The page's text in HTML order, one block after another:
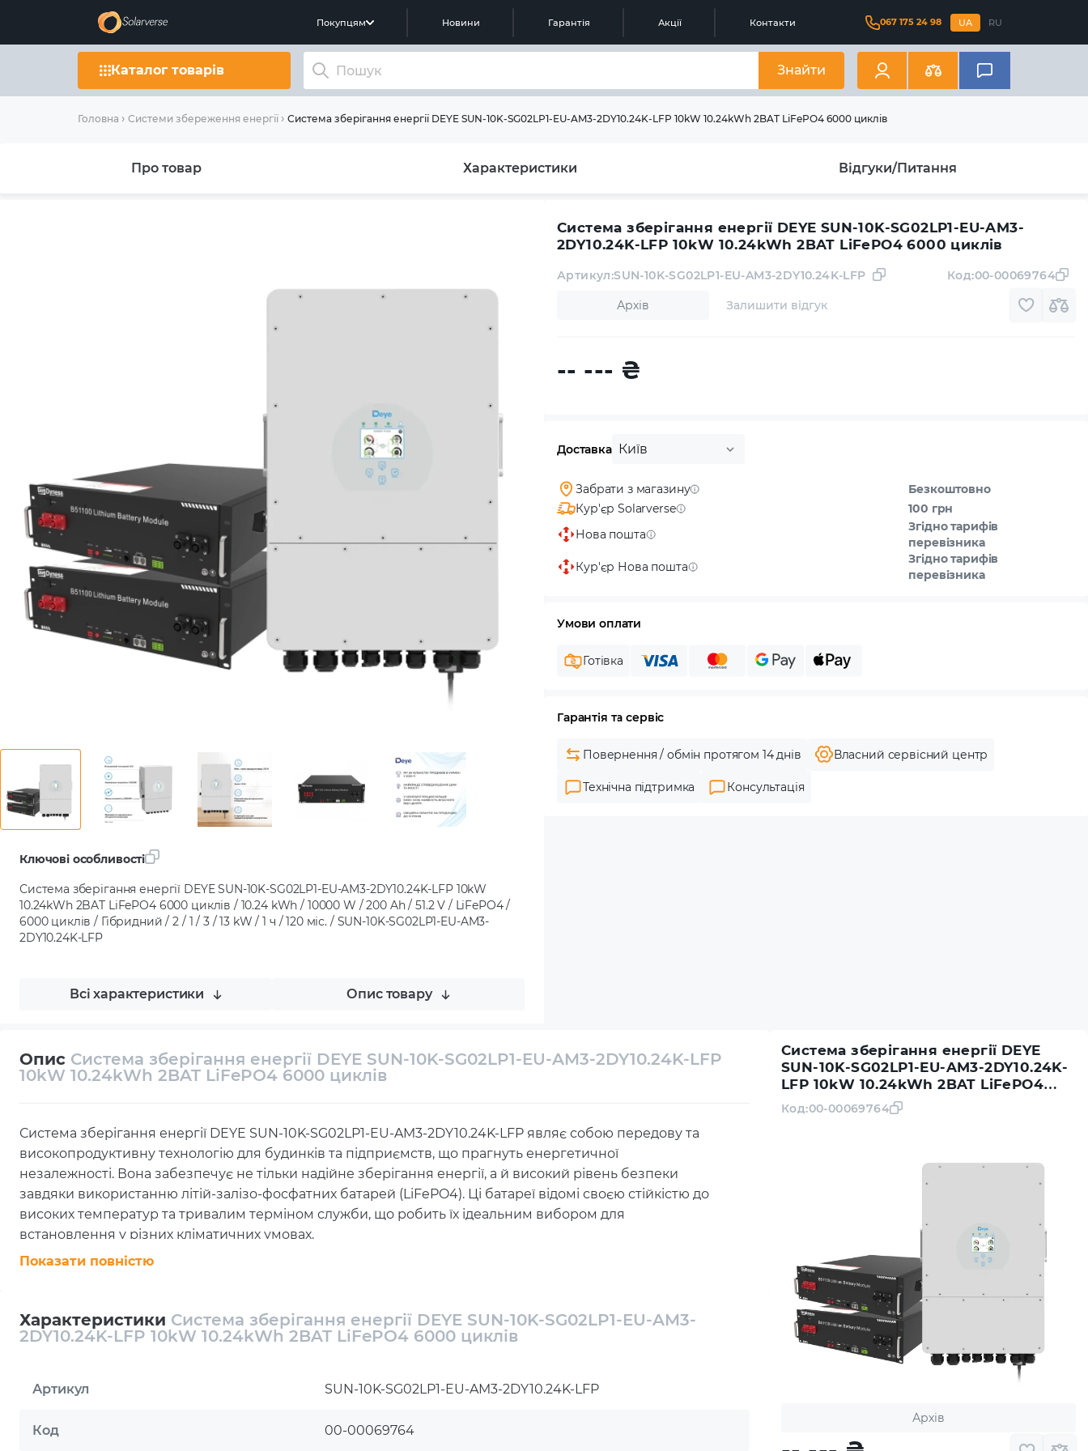
Покупцям Новини Гарантія Акції Контакти 067 175 24 98 UA RU
Каталог товарів Знайти
Головна Системи збереження енергії Система зберігання енергії DEYE SUN-10K-SG02LP1-EU-AM3-2DY10.24K-LFP 10kW 10.24kWh 2BAT LiFePO4 6000 циклів
Про товар Характеристики Відгуки/Питання
Ключові особливості
Система зберігання енергії DEYE SUN-10K-SG02LP1-EU-AM3-2DY10.24K-LFP 10kW
10.24kWh 2BAT LiFePO4 6000 циклів / 10.24 kWh / 10000 W / 200 Ah / 51.2 V / LiFePO4 /
6000 циклів / Гібридний / 2 / 1 / 3 / 13 kW / 1 ч / 120 міс. / SUN-10K-SG02LP1-EU-AM3-
2DY10.24K-LFP
Всі характеристики Опис товару
Система зберігання енергії DEYE SUN-10K-SG02LP1-EU-AM3-
2DY10.24K-LFP 10kW 10.24kWh 2BAT LiFePO4 6000 циклів
Архів
Артикул:SUN-10K-SG02LP1-EU-AM3-2DY10.24K-LFP
Залишити відгук
Код:00-00069764
-- --- ₴
Доставка Київ
Забрати з магазину
Безкоштовно
Кур'єр Solarverse
100 грн
Нова пошта
Згідно тарифів
перевізника
Кур'єр Нова пошта
Згідно тарифів
перевізника
Умови оплати
Готівка
Гарантія та сервіс
Повернення / обмін протягом 14 днів Власний сервісний центр
Технічна підтримка Консультація
Опис Система зберігання енергії DEYE SUN-10K-SG02LP1-EU-AM3-2DY10.24K-LFP
10kW 10.24kWh 2BAT LiFePO4 6000 циклів
Система зберігання енергії DEYE SUN-10K-SG02LP1-EU-AM3-2DY10.24K-LFP являє собою передову та
високопродуктивну технологію для будинків та підприємств, що прагнуть енергетичної
незалежності. Вона забезпечує не тільки надійне зберігання енергії, а й високий рівень безпеки
завдяки використанню літій-залізо-фосфатних батарей (LiFePO4). Ці батареї відомі своєю стійкістю до
високих температур та тривалим терміном служби, що робить їх ідеальним вибором для
встановлення у різних кліматичних умовах.
Система оснащена двома незалежними батарейними блоками загальною ємністю 10.24 kWh, що
комерційних потреб. Крім цього, система пропонує гнучкі опції керування зарядкою та розрядкою,
що дозволяє максимально ефективно використовувати доступну енергію.
Замовити Систему зберігання енергії DEYE SUN-10K-SG02LP1-EU-
доставкою
Показати повністю
Характеристики Система зберігання енергії DEYE SUN-10K-SG02LP1-EU-AM3-
2DY10.24K-LFP 10kW 10.24kWh 2BAT LiFePO4 6000 циклів
Артикул SUN-10K-SG02LP1-EU-AM3-2DY10.24K-LFP
Код 00-00069764
Система зберігання енергії DEYE
SUN-10K-SG02LP1-EU-AM3-2DY10.24K-
LFP 10kW 10.24kWh 2BAT LiFePO4
6000 циклів
Код:00-00069764
Архів